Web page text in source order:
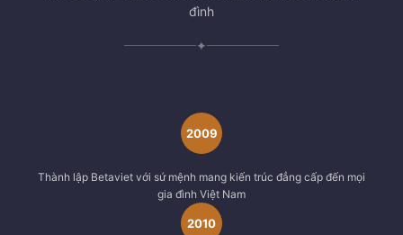
đình
✦
2009
Thành lập Betaviet với sứ mệnh mang kiến trúc đẳng cấp đến mọi
gia đình Việt Nam
2010